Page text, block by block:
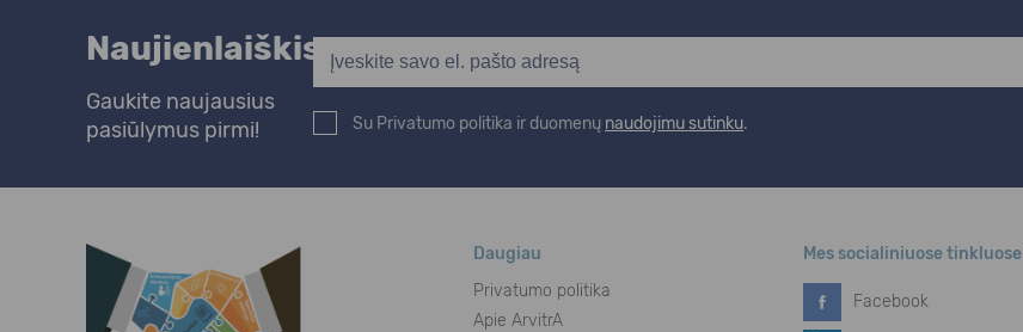
Naujienlaiškis
Gaukite naujausius
pasiūlymus pirmi!
Su Privatumo politika ir duomenų naudojimu sutinku.
Daugiau
Privatumo politika
Apie ArvitrA
Mes socialiniuose tinkluose
Facebook